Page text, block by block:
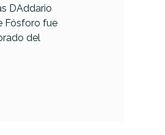
DAddario
Fósforo fue
del